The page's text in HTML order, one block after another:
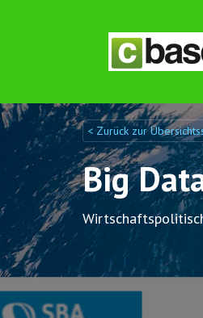
Discuto
Discuto < Zurück zur
Big